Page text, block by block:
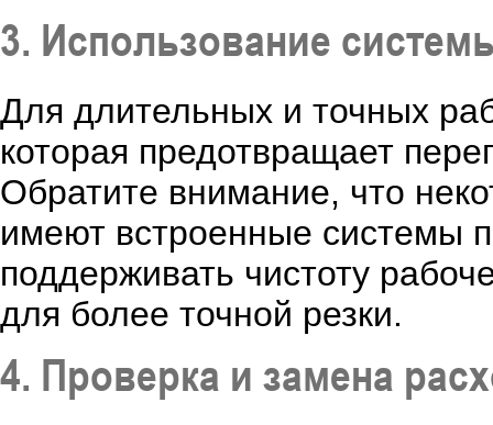
3. Использование
Для длительных и точных
которая предотвращает
Обратите внимание, что
имеют встроенные системы
поддерживать чистоту
для более точной резки.
4. Проверка и замена